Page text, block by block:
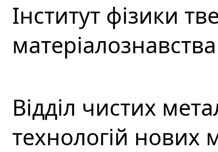
Інститут фізики
Відділ чистих
технологій нових